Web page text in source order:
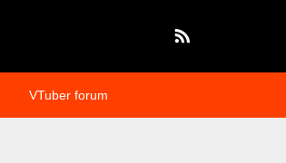
VTuber forum